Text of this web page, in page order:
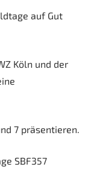
auf Gut
Köln und der
7 präsentieren.
SBF357